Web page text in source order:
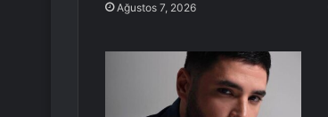
Ağustos 7, 2026